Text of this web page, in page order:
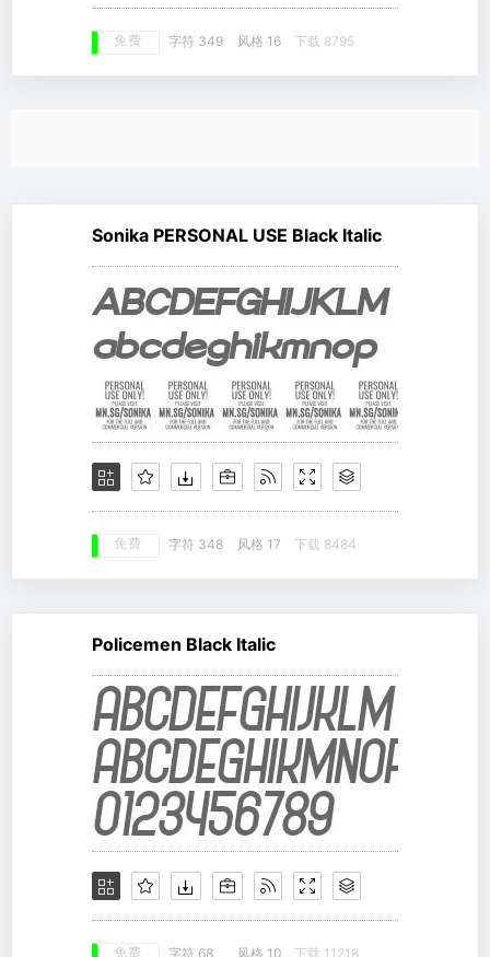
免费 字符 349 风格 16 下载 8795
Sonika PERSONAL USE Black Italic
免费 字符 348 风格 17 下载 8484
Policemen Black Italic
字符 68 风格 10 下载 11218